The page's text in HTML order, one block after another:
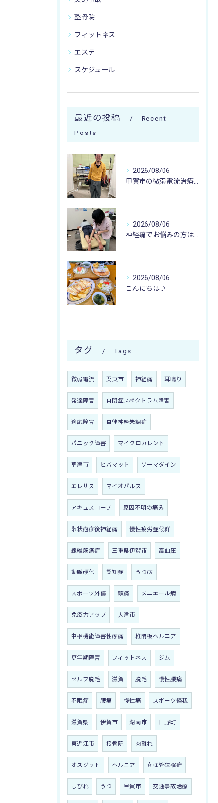
整骨院
フィットネス
エステ
スケジュール
最近の投稿
Recent
Posts
2026/08/06
2026/08/06
2026/08/06
こんにちは♪
タグ Tags
微弱電流 栗東市 神経痛 耳鳴り
発達障害 自閉症スペクトラム障害
適応障害 自律神経失調症
パニック障害 マイクロカレント
草津市 ヒバマット ソーマダイン
エレサス マイオパルス
アキュスコープ 原因不明の痛み
帯状疱疹後神経痛 慢性疲労症候群
線維筋痛症 三重県伊賀市 高血圧
動脈硬化 認知症 うつ病
スポーツ外傷 頭痛 メニエール病
免疫力アップ 大津市
中枢機能障害性疼痛 椎間板ヘルニア
更年期障害 フィットネス ジム
セルフ脱毛 滋賀 脱毛 慢性腰痛
不眠症 腰痛 慢性痛 スポーツ怪我
滋賀県 伊賀市 湖南市 日野町
東近江市 接骨院 肉離れ
オスグット ヘルニア 脊柱管狭窄症
しびれ うつ 甲賀市 交通事故治療